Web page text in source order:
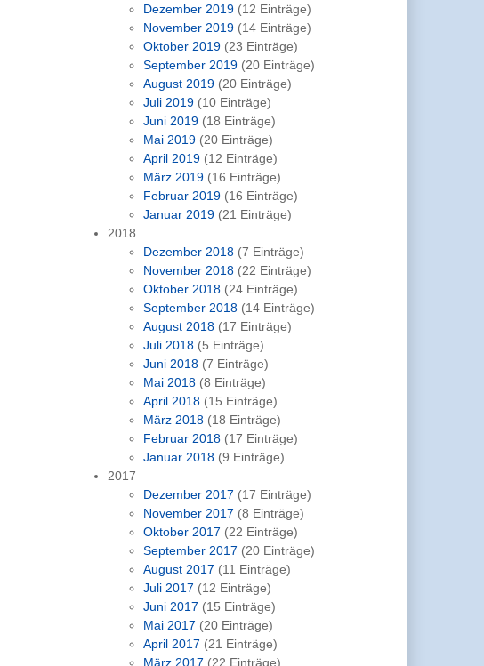
Dezember 2019 (12 Einträge)
November 2019 (14 Einträge)
Oktober 2019 (23 Einträge)
September 2019 (20 Einträge)
August 2019 (20 Einträge)
Juli 2019 (10 Einträge)
Juni 2019 (18 Einträge)
Mai 2019 (20 Einträge)
April 2019 (12 Einträge)
März 2019 (16 Einträge)
Februar 2019 (16 Einträge)
Januar 2019 (21 Einträge)
2018
Dezember 2018 (7 Einträge)
November 2018 (22 Einträge)
Oktober 2018 (24 Einträge)
September 2018 (14 Einträge)
August 2018 (17 Einträge)
Juli 2018 (5 Einträge)
Juni 2018 (7 Einträge)
Mai 2018 (8 Einträge)
April 2018 (15 Einträge)
März 2018 (18 Einträge)
Februar 2018 (17 Einträge)
Januar 2018 (9 Einträge)
2017
Dezember 2017 (17 Einträge)
November 2017 (8 Einträge)
Oktober 2017 (22 Einträge)
September 2017 (20 Einträge)
August 2017 (11 Einträge)
Juli 2017 (12 Einträge)
Juni 2017 (15 Einträge)
Mai 2017 (20 Einträge)
April 2017 (21 Einträge)
März 2017 (22 Einträge)